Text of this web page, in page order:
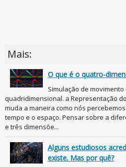
Mais:
O que é o quatro-
Simulação de
quadridimensional. a Representação
muda a maneira como nós
tempo e o espaço. Pensar sobre a
e três dimensõe...
Alguns estudiosos
existe. Mas por quê?